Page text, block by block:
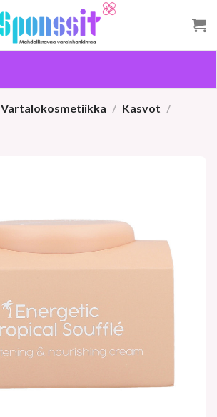
Vartalokosmetiikka / Kasvot /